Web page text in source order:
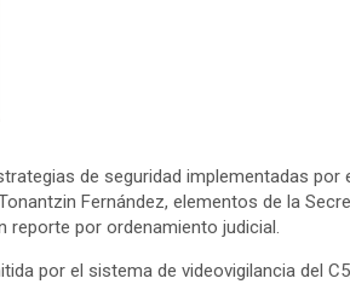
de seguridad implementadas por
Fernández, elementos de la
reporte por ordenamiento judicial.
por el sistema de videovigilancia del